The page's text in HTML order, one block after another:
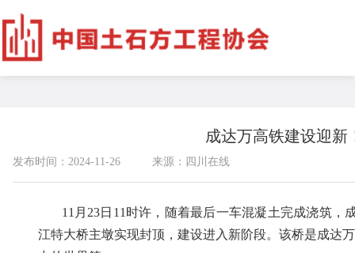
成达万高铁建设迎新
发布时间：2024-11-26 来源：四川在线
11月23日11时许，随着最后一车混凝土完成浇筑，
江特大桥主墩实现封顶，建设进入新阶段。该桥是成达